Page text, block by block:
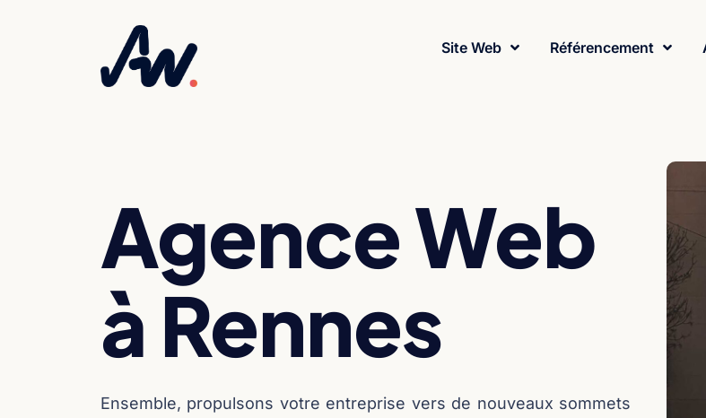
Site Web Référencement
Agence Web
à Rennes
Ensemble, propulsons votre entreprise vers de nouveaux sommets